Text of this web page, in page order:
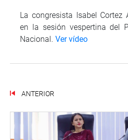
La congresista Isabel Cortez
en la sesión vespertina del
Nacional. Ver vídeo
ANTERIOR